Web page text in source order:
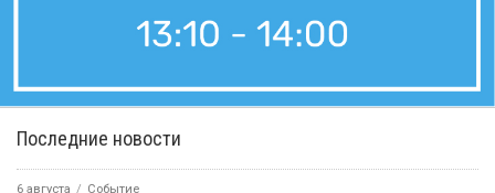
Последние новости
6 августа Событие